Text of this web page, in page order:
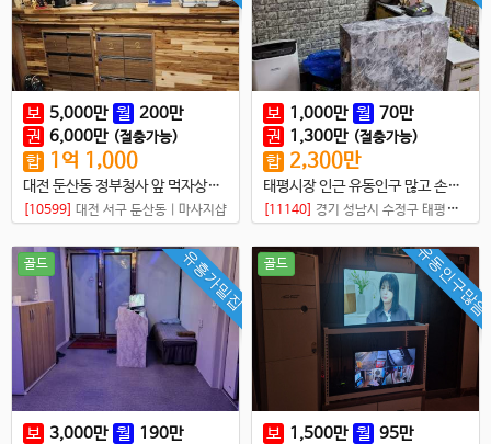
보 5,000만 월 200만
권 6,000만 (절충가능)
합 1 억 1,000
대전 둔산동 정부청사 앞 먹자상권 타이샵매매
[10599] 대전 서구 둔산동 마사지샵
보 1,000만 월 70만
권 1,300만 (절충가능)
합 2,300만
태평시장 인근 유동인구 많고 손님 꾸준한 샵매매
[11140] 경기 성남시 수정구 태평동
유흥가밀집
골드
보 3,000만 월 190만
유동인구많음
골드
보 1,500만 월 95만